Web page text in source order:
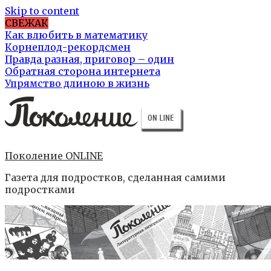
Skip to content
СВЕЖАК
Как влюбить в математику
Корнеплод-рекордсмен
Правда разная, приговор – один
Обратная сторона интернета
Упрямство длиною в жизнь
Поколение ONLINE
Газета для подростков, сделанная самими
подростками